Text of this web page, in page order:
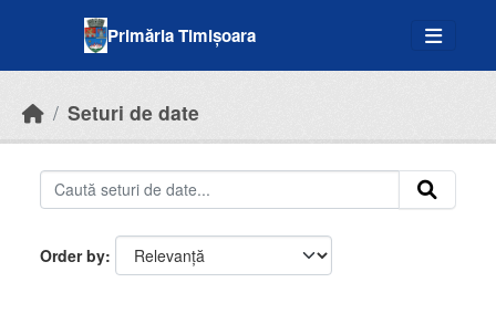
Primăria Timișoara
Seturi de date
Order by